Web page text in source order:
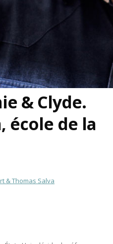
& Clyde.
école de la
& Thomas Salva